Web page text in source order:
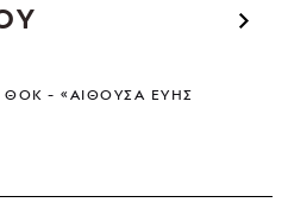
- «ΑΊΘΟΥΣΑ ΕΎΗΣ